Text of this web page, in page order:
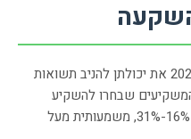
קרנות הגידור הישראליות הוכיחו ב-2024 את יכולתן להניב תשואות
שבחרו להשקיע
בקרנות המובילות נהנו מתשואות של 16%-31%, משמעותית מעל